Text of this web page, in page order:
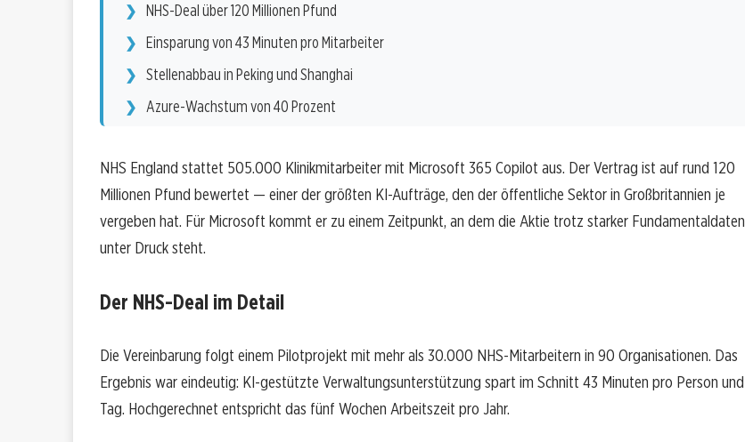
NHS-Deal über 120 Millionen Pfund
Einsparung von 43 Minuten pro Mitarbeiter
Stellenabbau in Peking und Shanghai
Azure-Wachstum von 40 Prozent
NHS England stattet 505.000 Klinikmitarbeiter mit Microsoft 365 Copilot aus. Der Vertrag ist auf rund 120
Millionen Pfund bewertet — einer der größten KI-Aufträge, den der öffentliche Sektor in Großbritannien je
vergeben hat. Für Microsoft kommt er zu einem Zeitpunkt, an dem die Aktie trotz starker Fundamentaldaten
unter Druck steht.
Der NHS-Deal im Detail
Die Vereinbarung folgt einem Pilotprojekt mit mehr als 30.000 NHS-Mitarbeitern in 90 Organisationen. Das
Ergebnis war eindeutig: KI-gestützte Verwaltungsunterstützung spart im Schnitt 43 Minuten pro Person und
Tag. Hochgerechnet entspricht das fünf Wochen Arbeitszeit pro Jahr.